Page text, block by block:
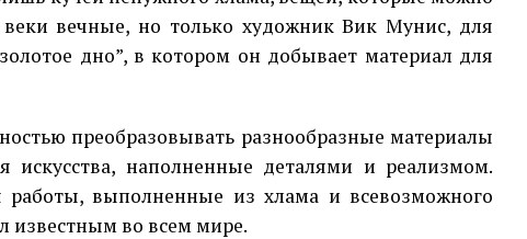
вечные, но только художник Вик Мунис, для
дно”, в котором он добывает материал для
преобразовывать разнообразные материалы
искусства, наполненные деталями и реализмом.
работы, выполненные из хлама и всевозможного
известным во всем мире.